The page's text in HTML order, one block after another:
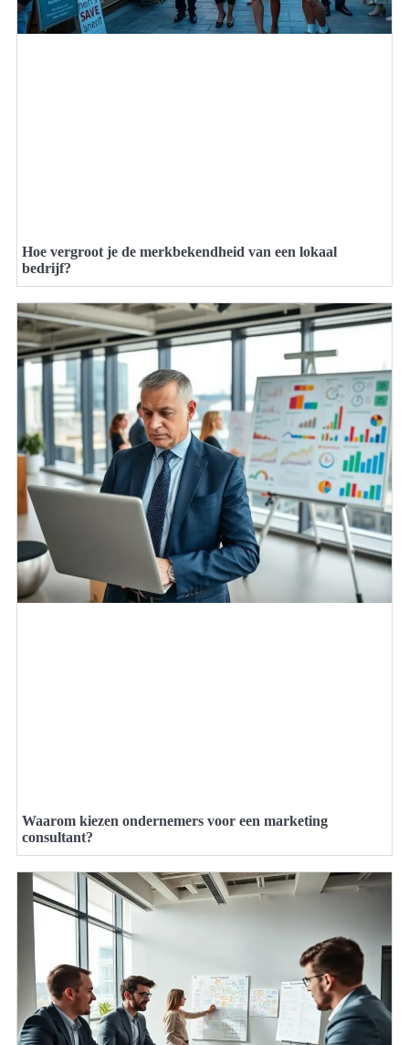
Hoe vergroot je de merkbekendheid van een lokaal
bedrijf?
Waarom kiezen ondernemers voor een marketing
consultant?